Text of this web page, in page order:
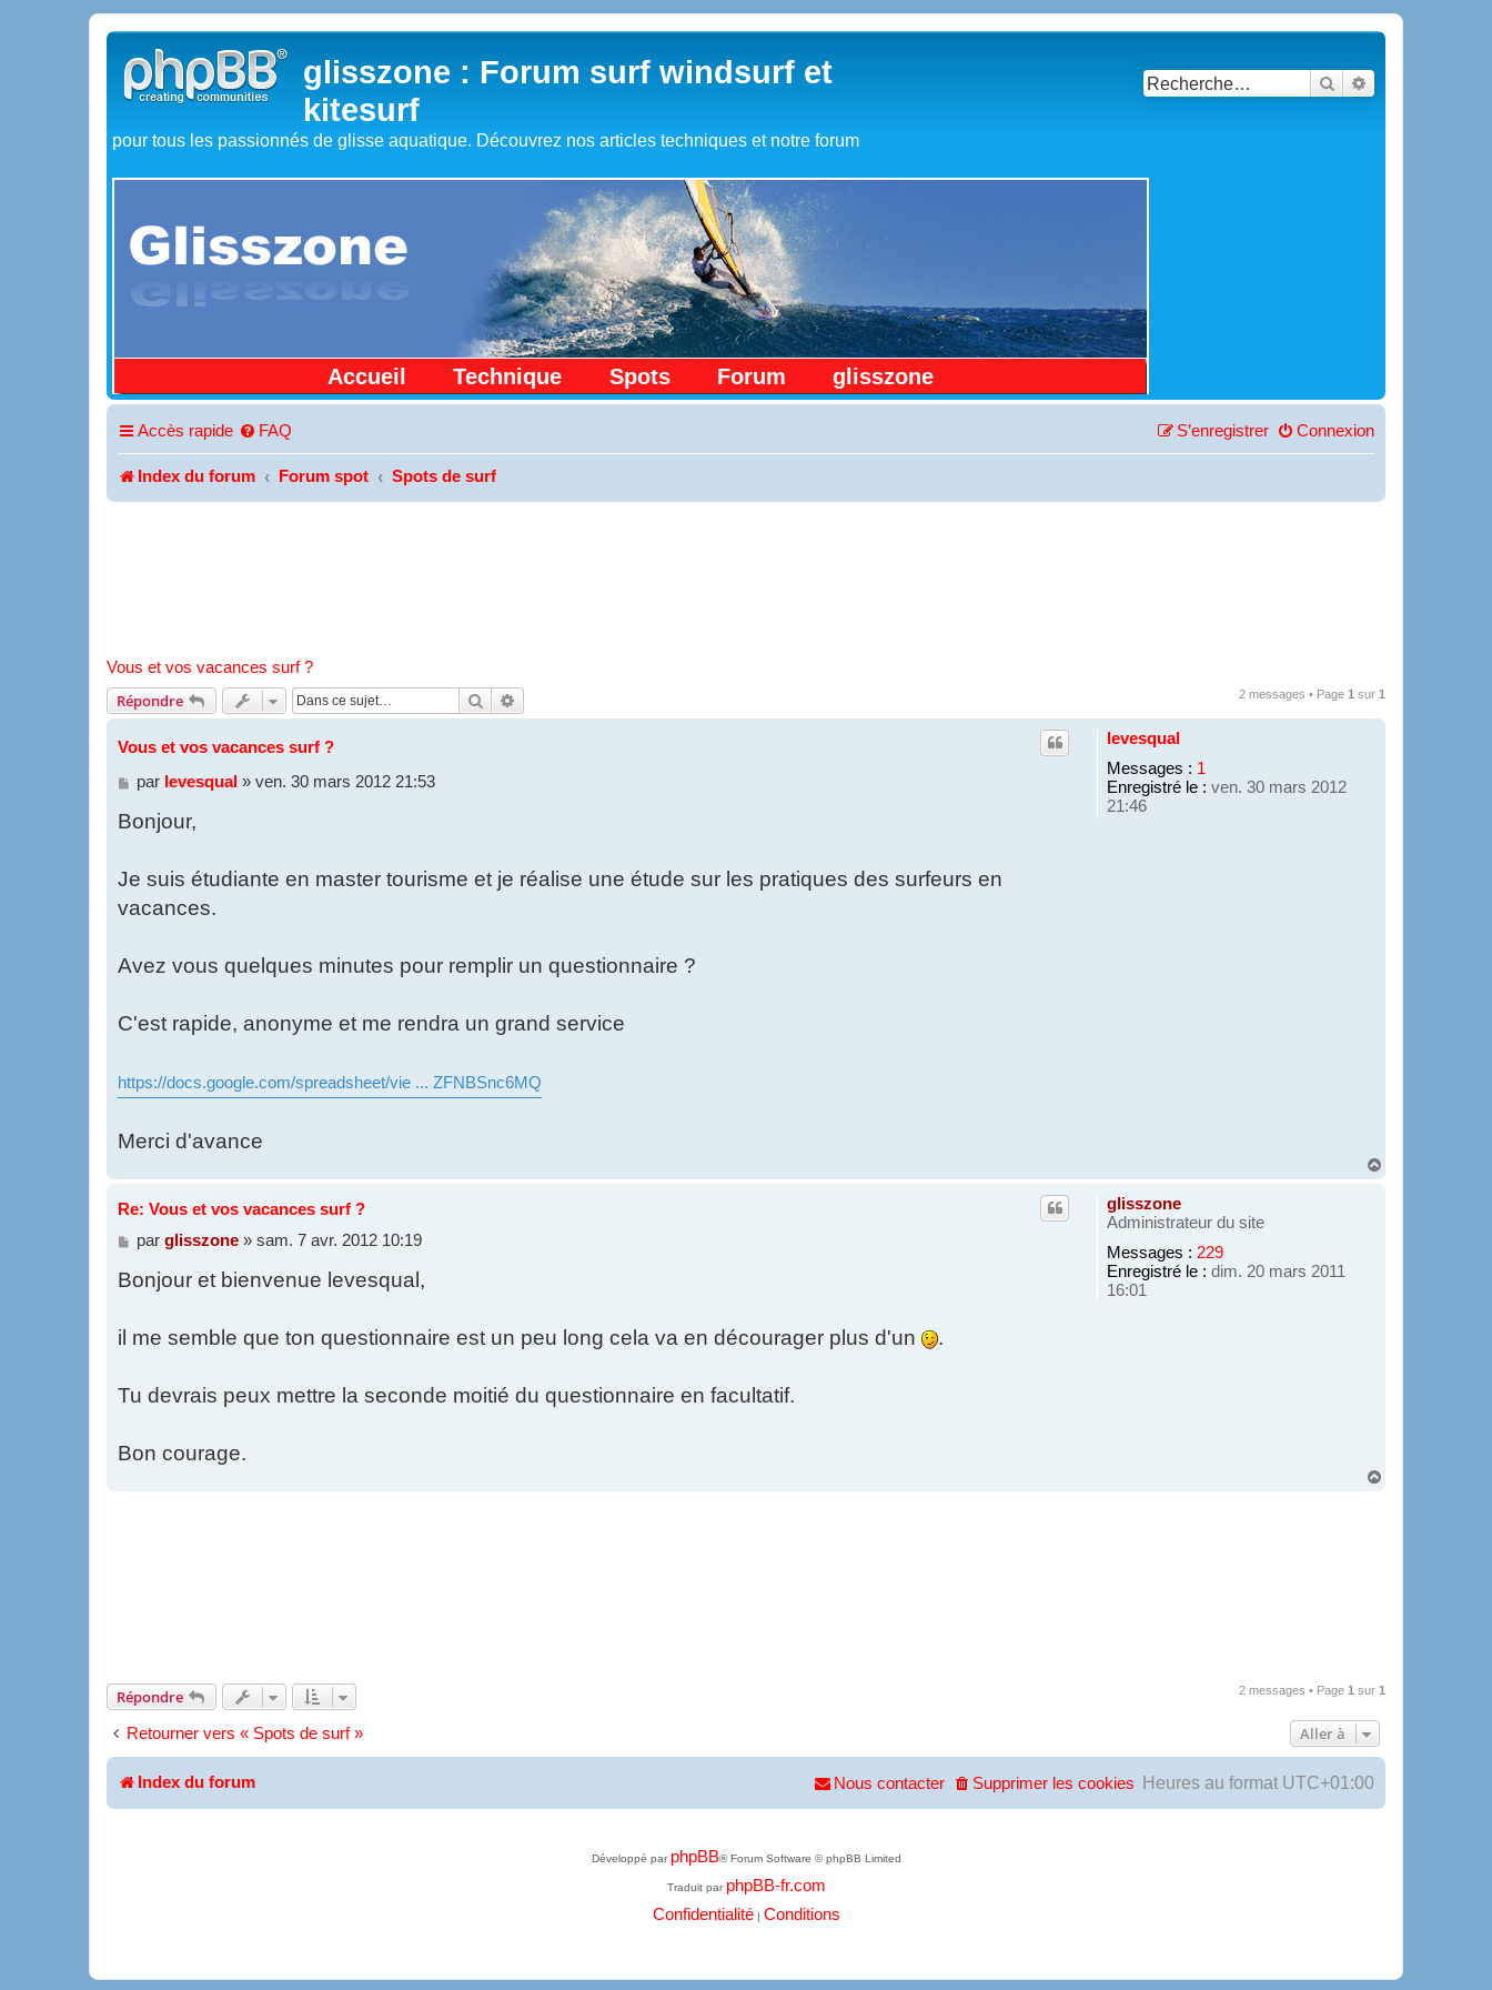
glisszone : Forum surf windsurf et
kitesurf
pour tous les passionnés de glisse aquatique. Découvrez nos articles techniques et notre forum
Accueil Technique Spots Forum glisszone
Rechercher
Accès rapide FAQ Connexion
S’enregistrer
Index du forum Forum spot Spots de surf
Vous et vos vacances surf ?
Répondre Rechercher 2 messages • Page 1 sur 1
levesqual
Messages : 1
Enregistré le : ven. 30 mars 2012
21:46
Vous et vos vacances surf ?
M
s
g
par levesqual » ven. 30 mars 2012 21:53
Bonjour,
Je suis étudiante en master tourisme et je réalise une étude sur les pratiques des surfeurs en
vacances.
Avez vous quelques minutes pour remplir un questionnaire ?
C'est rapide, anonyme et me rendra un grand service
https://docs.google.com/spreadsheet/vie ... ZFNBSnc6MQ
Merci d'avance
glisszone
Administrateur du site
Messages : 229
Enregistré le : dim. 20 mars 2011
16:01
Re: Vous et vos vacances surf ?
M
s
g
par glisszone» sam. 7 avr. 2012 10:19
Bonjour et bienvenue levesqual,
il me semble que ton questionnaire est un peu long cela va en décourager plus d'un .
Tu devrais peux mettre la seconde moitié du questionnaire en facultatif.
Bon courage.
Répondre 2 messages • Page 1 sur 1
Retourner vers « Spots de surf » Aller à
Index du forum Heures au format UTC+01:00
Supprimer les cookies
Nous contacter
Développé par phpBB® Forum Software © phpBB Limited
Traduit par phpBB-fr.com
Confidentialité| Conditions